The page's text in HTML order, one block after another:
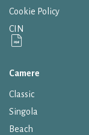
Cookie Policy
CIN
Camere
Classic
Singola
Beach